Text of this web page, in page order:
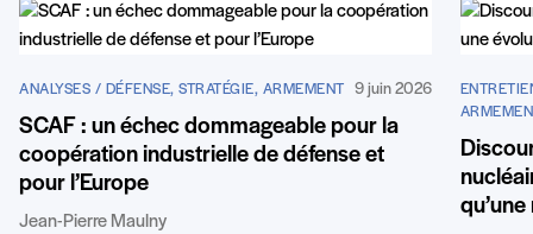
ANALYSES / DÉFENSE, STRATÉGIE, ARMEMENT 9 juin 2026
SCAF : un échec dommageable pour la
coopération industrielle de défense et
pour l’Europe
Jean-Pierre Maulny